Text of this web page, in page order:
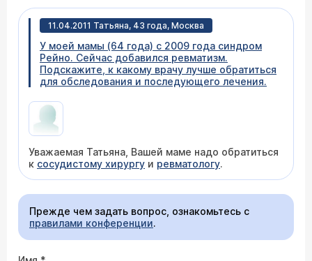
11.04.2011 Татьяна, 43 года, Москва
У моей мамы (64 года) с 2009 года синдром
Рейно. Сейчас добавился ревматизм.
Подскажите, к какому врачу лучше обратиться
для обследования и последующего лечения.
Уважаемая Татьяна, Вашей маме надо обратиться
к сосудистому хирургу и ревматологу.
Прежде чем задать вопрос, ознакомьтесь с
правилами конференции.